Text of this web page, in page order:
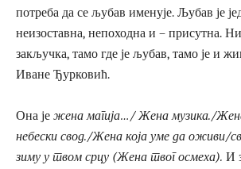
потреба да се љубав именује. Љубав је
неизоставна, непоходна и – присутна.
закључка, тамо где је љубав, тамо је и
Иване Ђурковић.
Она је жена магија…/ Жена музика./Жена
небески свод./Жена која уме да оживи/
зиму у твом срцу (Жена твог осмеха). И